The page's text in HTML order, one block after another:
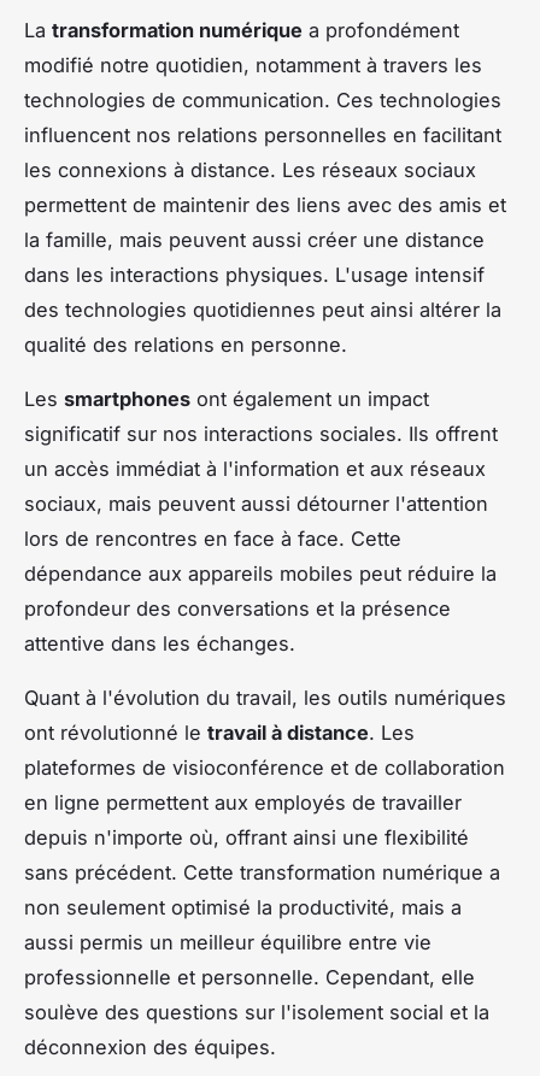
La transformation numérique a profondément
modifié notre quotidien, notamment à travers les
technologies de communication. Ces technologies
influencent nos relations personnelles en facilitant
les connexions à distance. Les réseaux sociaux
permettent de maintenir des liens avec des amis et
la famille, mais peuvent aussi créer une distance
dans les interactions physiques. L'usage intensif
des technologies quotidiennes peut ainsi altérer la
qualité des relations en personne.
Les smartphones ont également un impact
significatif sur nos interactions sociales. Ils offrent
un accès immédiat à l'information et aux réseaux
sociaux, mais peuvent aussi détourner l'attention
lors de rencontres en face à face. Cette
dépendance aux appareils mobiles peut réduire la
profondeur des conversations et la présence
attentive dans les échanges.
Quant à l'évolution du travail, les outils numériques
ont révolutionné le travail à distance. Les
plateformes de visioconférence et de collaboration
en ligne permettent aux employés de travailler
depuis n'importe où, offrant ainsi une flexibilité
sans précédent. Cette transformation numérique a
non seulement optimisé la productivité, mais a
aussi permis un meilleur équilibre entre vie
professionnelle et personnelle. Cependant, elle
soulève des questions sur l'isolement social et la
déconnexion des équipes.